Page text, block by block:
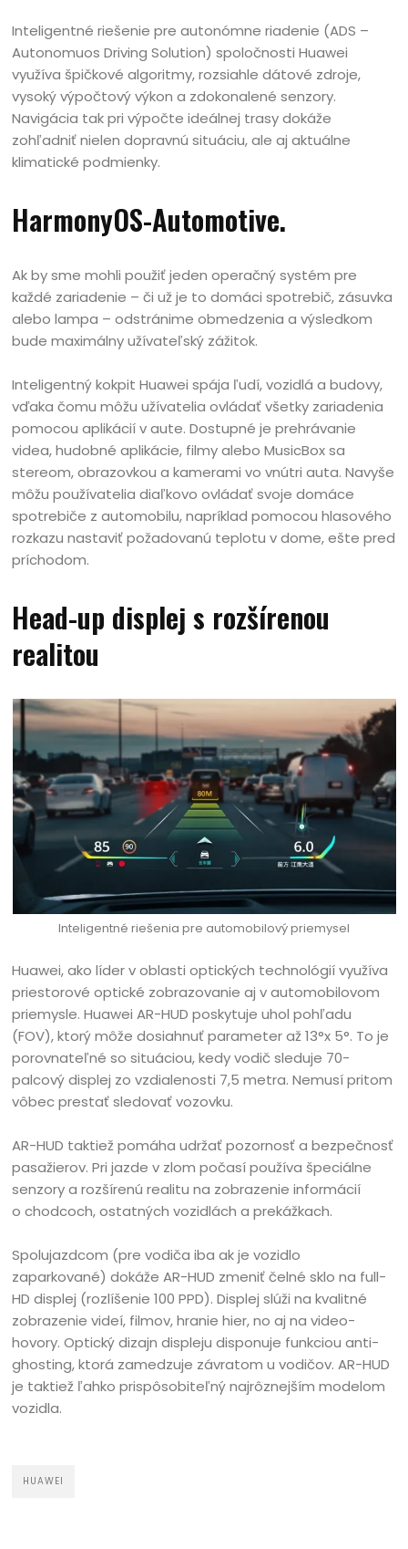
Inteligentné riešenie pre autonómne riadenie (ADS –
Autonomuos Driving Solution) spoločnosti Huawei
využíva špičkové algoritmy, rozsiahle dátové zdroje,
vysoký výpočtový výkon a zdokonalené senzory.
Navigácia tak pri výpočte ideálnej trasy dokáže
zohľadniť nielen dopravnú situáciu, ale aj aktuálne
klimatické podmienky.
HarmonyOS-Automotive.
Ak by sme mohli použiť jeden operačný systém pre
každé zariadenie – či už je to domáci spotrebič, zásuvka
alebo lampa – odstránime obmedzenia a výsledkom
bude maximálny užívateľský zážitok.
Inteligentný kokpit Huawei spája ľudí, vozidlá a budovy,
vďaka čomu môžu užívatelia ovládať všetky zariadenia
pomocou aplikácií v aute. Dostupné je prehrávanie
videa, hudobné aplikácie, filmy alebo MusicBox sa
stereom, obrazovkou a kamerami vo vnútri auta. Navyše
môžu používatelia diaľkovo ovládať svoje domáce
spotrebiče z automobilu, napríklad pomocou hlasového
rozkazu nastaviť požadovanú teplotu v dome, ešte pred
príchodom.
Head-up displej s rozšírenou
realitou
Inteligentné riešenia pre automobilový priemysel
Huawei, ako líder v oblasti optických technológií využíva
priestorové optické zobrazovanie aj v automobilovom
priemysle. Huawei AR-HUD poskytuje uhol pohľadu
(FOV), ktorý môže dosiahnuť parameter až 13°x 5°. To je
porovnateľné so situáciou, kedy vodič sleduje 70-
palcový displej zo vzdialenosti 7,5 metra. Nemusí pritom
vôbec prestať sledovať vozovku.
AR-HUD taktiež pomáha udržať pozornosť a bezpečnosť
pasažierov. Pri jazde v zlom počasí používa špeciálne
senzory a rozšírenú realitu na zobrazenie informácií
o chodcoch, ostatných vozidlách a prekážkach.
Spolujazdcom (pre vodiča iba ak je vozidlo
zaparkované) dokáže AR-HUD zmeniť čelné sklo na full-
HD displej (rozlíšenie 100 PPD). Displej slúži na kvalitné
zobrazenie videí, filmov, hranie hier, no aj na video-
hovory. Optický dizajn displeju disponuje funkciou anti-
ghosting, ktorá zamedzuje závratom u vodičov. AR-HUD
je taktiež ľahko prispôsobiteľný najrôznejším modelom
vozidla.
HUAWEI